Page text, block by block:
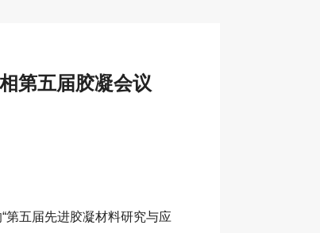
第五届胶凝会议
第五届先进胶凝材料研究与应